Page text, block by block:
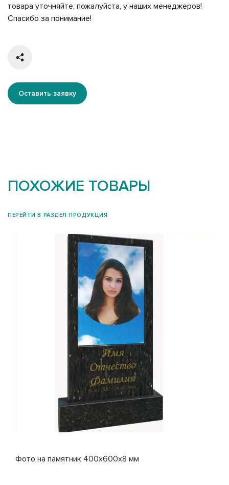
товара уточняйте, пожалуйста, у наших менеджеров!
Спасибо за понимание!
Оставить заявку
ПОХОЖИЕ ТОВАРЫ
ПЕРЕЙТИ В РАЗДЕЛ ПРОДУКЦИЯ
Фото на памятник 400x600x8 мм